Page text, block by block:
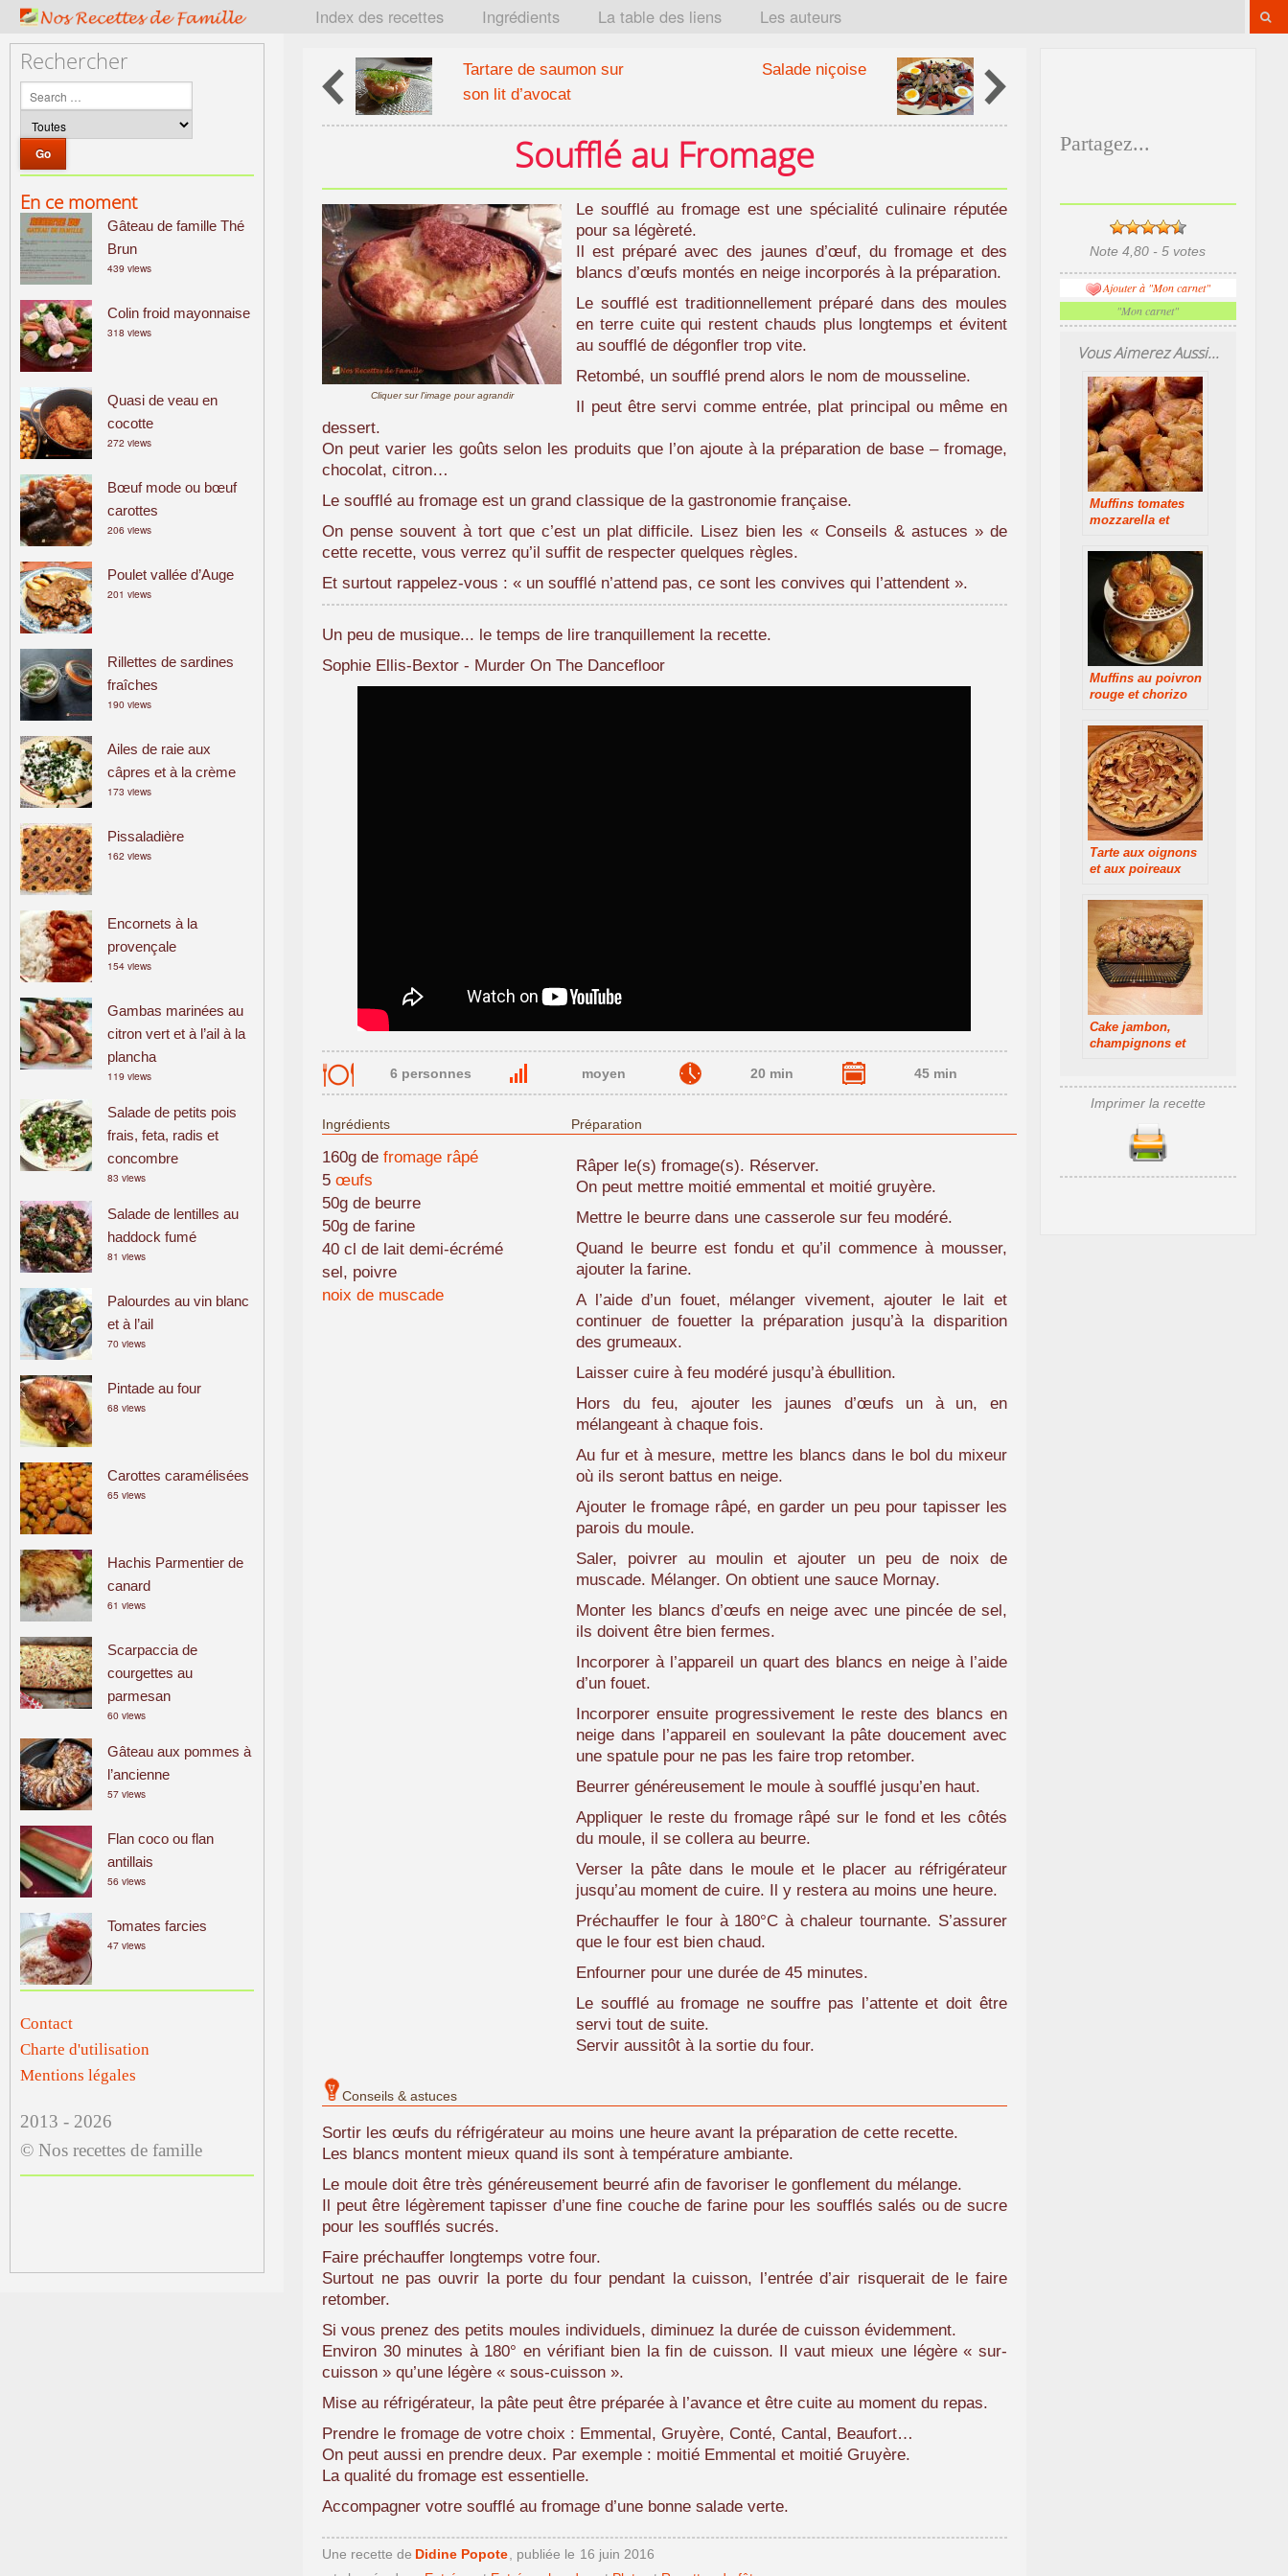
Index des recettes Ingrédients La table des liens Les auteurs
Rechercher
En ce moment
Gâteau de famille Thé
Brun
439 views
Colin froid mayonnaise
318 views
Quasi de veau en
cocotte
272 views
Bœuf mode ou bœuf
carottes
206 views
Poulet vallée d’Auge
201 views
Rillettes de sardines
fraîches
190 views
Ailes de raie aux
câpres et à la crème
173 views
Pissaladière
162 views
Encornets à la
provençale
154 views
Gambas marinées au
citron vert et à l’ail à la
plancha
119 views
Salade de petits pois
frais, feta, radis et
concombre
83 views
Salade de lentilles au
haddock fumé
81 views
Palourdes au vin blanc
et à l’ail
70 views
Pintade au four
68 views
Carottes caramélisées
65 views
Hachis Parmentier de
canard
61 views
Scarpaccia de
courgettes au
parmesan
60 views
Gâteau aux pommes à
l’ancienne
57 views
Flan coco ou flan
antillais
56 views
Tomates farcies
47 views
Contact
Charte d'utilisation
Mentions légales
2013 - 2026
© Nos recettes de famille
Tartare de saumon sur
son lit d’avocat
Salade niçoise
Soufflé au Fromage
Cliquer sur l'image pour agrandir
Le soufflé au fromage est une spécialité culinaire réputée
pour sa légèreté.
Il est préparé avec des jaunes d’œuf, du fromage et des
blancs d’œufs montés en neige incorporés à la préparation.
Le soufflé est traditionnellement préparé dans des moules
en terre cuite qui restent chauds plus longtemps et évitent
au soufflé de dégonfler trop vite.
Retombé, un soufflé prend alors le nom de mousseline.
Il peut être servi comme entrée, plat principal ou même en
dessert.
On peut varier les goûts selon les produits que l’on ajoute à la préparation de base – fromage,
chocolat, citron…
Le soufflé au fromage est un grand classique de la gastronomie française.
On pense souvent à tort que c’est un plat difficile. Lisez bien les « Conseils & astuces » de
cette recette, vous verrez qu’il suffit de respecter quelques règles.
Et surtout rappelez-vous : « un soufflé n’attend pas, ce sont les convives qui l’attendent ».
Un peu de musique... le temps de lire tranquillement la recette.
Sophie Ellis-Bextor - Murder On The Dancefloor
6 personnes moyen 20 min 45 min
Ingrédients
160g defromage râpé
5œufs
50g de beurre
50g de farine
40 cl de lait demi-écrémé
sel, poivre
noix de muscade
Préparation
Râper le(s) fromage(s). Réserver.
On peut mettre moitié emmental et moitié gruyère.
Mettre le beurre dans une casserole sur feu modéré.
Quand le beurre est fondu et qu’il commence à mousser,
ajouter la farine.
A l’aide d’un fouet, mélanger vivement, ajouter le lait et
continuer de fouetter la préparation jusqu’à la disparition
des grumeaux.
Laisser cuire à feu modéré jusqu’à ébullition.
Hors du feu, ajouter les jaunes d’œufs un à un, en
mélangeant à chaque fois.
Au fur et à mesure, mettre les blancs dans le bol du mixeur
où ils seront battus en neige.
Ajouter le fromage râpé, en garder un peu pour tapisser les
parois du moule.
Saler, poivrer au moulin et ajouter un peu de noix de
muscade. Mélanger. On obtient une sauce Mornay.
Monter les blancs d’œufs en neige avec une pincée de sel,
ils doivent être bien fermes.
Incorporer à l’appareil un quart des blancs en neige à l’aide
d’un fouet.
Incorporer ensuite progressivement le reste des blancs en
neige dans l’appareil en soulevant la pâte doucement avec
une spatule pour ne pas les faire trop retomber.
Beurrer généreusement le moule à soufflé jusqu’en haut.
Appliquer le reste du fromage râpé sur le fond et les côtés
du moule, il se collera au beurre.
Verser la pâte dans le moule et le placer au réfrigérateur
jusqu’au moment de cuire. Il y restera au moins une heure.
Préchauffer le four à 180°C à chaleur tournante. S’assurer
que le four est bien chaud.
Enfourner pour une durée de 45 minutes.
Le soufflé au fromage ne souffre pas l’attente et doit être
servi tout de suite.
Servir aussitôt à la sortie du four.
Conseils & astuces
Sortir les œufs du réfrigérateur au moins une heure avant la préparation de cette recette.
Les blancs montent mieux quand ils sont à température ambiante.
Le moule doit être très généreusement beurré afin de favoriser le gonflement du mélange.
Il peut être légèrement tapisser d’une fine couche de farine pour les soufflés salés ou de sucre
pour les soufflés sucrés.
Faire préchauffer longtemps votre four.
Surtout ne pas ouvrir la porte du four pendant la cuisson, l’entrée d’air risquerait de le faire
retomber.
Si vous prenez des petits moules individuels, diminuez la durée de cuisson évidemment.
Environ 30 minutes à 180° en vérifiant bien la fin de cuisson. Il vaut mieux une légère « sur-
cuisson » qu’une légère « sous-cuisson ».
Mise au réfrigérateur, la pâte peut être préparée à l’avance et être cuite au moment du repas.
Prendre le fromage de votre choix : Emmental, Gruyère, Conté, Cantal, Beaufort…
On peut aussi en prendre deux. Par exemple : moitié Emmental et moitié Gruyère.
La qualité du fromage est essentielle.
Accompagner votre soufflé au fromage d’une bonne salade verte.
Une recette de Didine Popote , publiée le 16 juin 2016
Partagez...
Note 4,80 - 5 votes
Ajouter à "Mon carnet"
"Mon carnet"
Vous Aimerez Aussi...
Muffins tomates
mozzarella et
Muffins au poivron
rouge et chorizo
Tarte aux oignons
et aux poireaux
Cake jambon,
champignons et
Imprimer la recette